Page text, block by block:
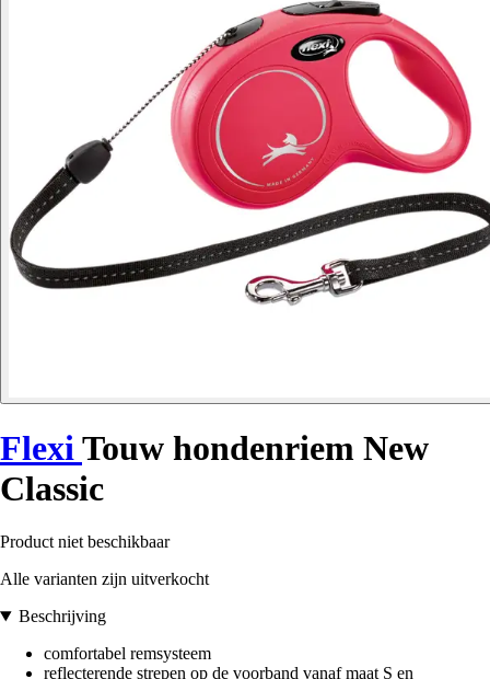
Flexi Touw hondenriem New
Classic
Product niet beschikbaar
Alle varianten zijn uitverkocht
Beschrijving
comfortabel remsysteem
reflecterende strepen op de voorband vanaf maat S en